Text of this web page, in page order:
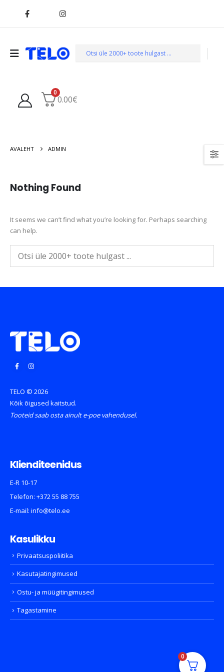
0
0.00€
AVALEHT ADMIN
Nothing Found
It seems we can’t find what you’re looking for. Perhaps searching
can help.
TELO © 2026
Kõik õigused kaitstud.
Tooteid saab osta ainult e-poe vahendusel.
Klienditeenidus
E-R 10-17
Telefon: +372 55 88 755
E-mail: info@telo.ee
Kasulikku
Privaatsuspoliitika
Kasutajatingimused
Ostu- ja müügitingimused
Tagastamine
0